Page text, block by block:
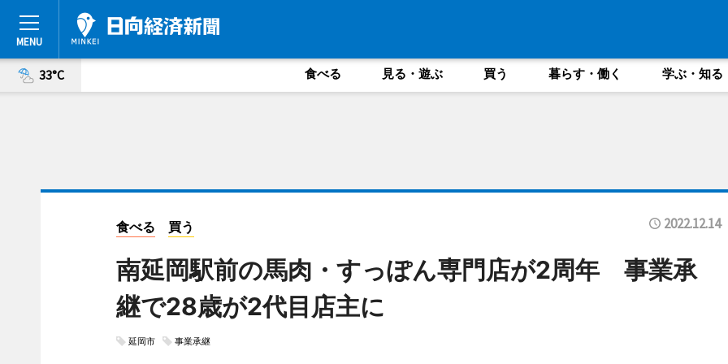
33°C 食べる 見る・遊ぶ 買う 暮らす・働く 学ぶ・知る
食べる 買う 2022.12.14
南延岡駅前の馬肉・すっぽん専門店が2周年 事業承
継で28歳が2代目店主に
延岡市 事業承継